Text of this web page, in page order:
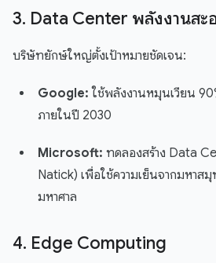
3. Data Center พลังงานสะ
บริษัทยักษ์ใหญ่ตั้งเป้าหมายชัดเจน:
Google: ใช้พลังงานหมุนเวียน
ภายในปี 2030
Microsoft: ทดลองสร้าง Data
Natick) เพื่อใช้ความเย็นจากมหาส
มหาศาล
4. Edge Computing